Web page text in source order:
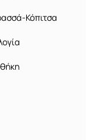
Κόπιτσα